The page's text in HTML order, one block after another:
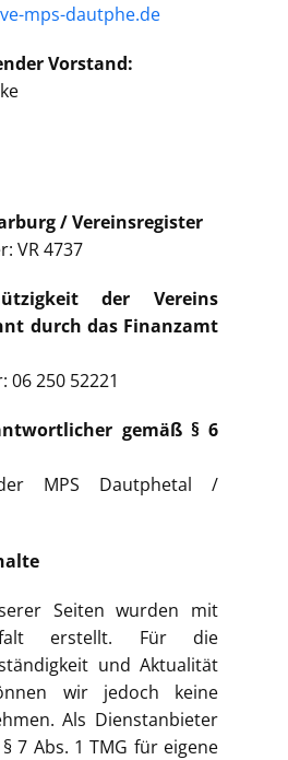
mps-dautphe.de
Vorstand:
/ Vereinsregister
VR 4737
der Vereins
durch das Finanzamt
250 52221
gemäß § 6
MPS Dautphetal /
Seiten wurden mit
erstellt. Für die
und Aktualität
wir jedoch keine
Als Dienstanbieter
7 Abs. 1 TMG für eigene